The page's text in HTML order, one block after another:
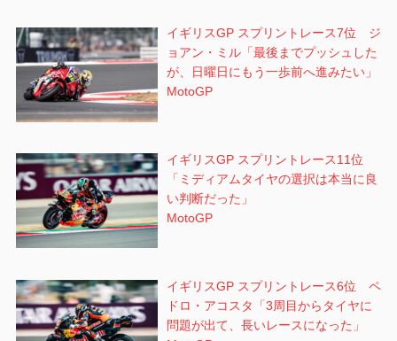
イギリスGP スプリントレース7位 ジ
ョアン・ミル「最後までプッシュした
が、日曜日にもう一歩前へ進みたい」
MotoGP
イギリスGP スプリントレース11位
「ミディアムタイヤの選択は本当に良
い判断だった」
MotoGP
イギリスGP スプリントレース6位 ペ
ドロ・アコスタ「3周目からタイヤに
問題が出て、長いレースになった」